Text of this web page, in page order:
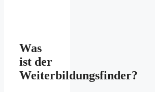
Was
ist der
Weiterbildungsfinder?